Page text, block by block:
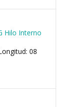
Hilo Interno
08